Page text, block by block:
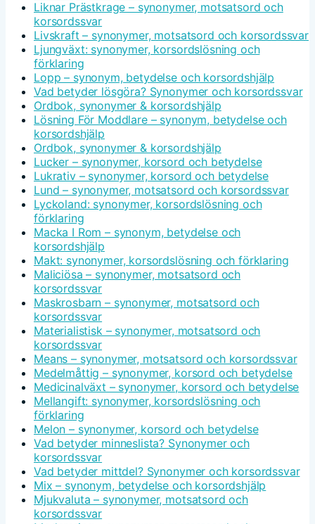
Liknar Prästkrage – synonymer, motsatsord och
korsordssvar
Livskraft – synonymer, motsatsord och korsordssvar
Ljungväxt: synonymer, korsordslösning och
förklaring
Lopp – synonym, betydelse och korsordshjälp
Vad betyder lösgöra? Synonymer och korsordssvar
Ordbok, synonymer & korsordshjälp
Lösning För Moddlare – synonym, betydelse och
korsordshjälp
Ordbok, synonymer & korsordshjälp
Lucker – synonymer, korsord och betydelse
Lukrativ – synonymer, korsord och betydelse
Lund – synonymer, motsatsord och korsordssvar
Lyckoland: synonymer, korsordslösning och
förklaring
Macka I Rom – synonym, betydelse och
korsordshjälp
Makt: synonymer, korsordslösning och förklaring
Maliciösa – synonymer, motsatsord och
korsordssvar
Maskrosbarn – synonymer, motsatsord och
korsordssvar
Materialistisk – synonymer, motsatsord och
korsordssvar
Means – synonymer, motsatsord och korsordssvar
Medelmåttig – synonymer, korsord och betydelse
Medicinalväxt – synonymer, korsord och betydelse
Mellangift: synonymer, korsordslösning och
förklaring
Melon – synonymer, korsord och betydelse
Vad betyder minneslista? Synonymer och
korsordssvar
Vad betyder mittdel? Synonymer och korsordssvar
Mix – synonym, betydelse och korsordshjälp
Mjukvaluta – synonymer, motsatsord och
korsordssvar